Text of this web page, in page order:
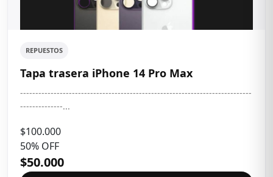
REPUESTOS
Tapa trasera iPhone 14 Pro Max
----------------------------------------------------------------------------
--------------...
$100.000
50% OFF
$50.000